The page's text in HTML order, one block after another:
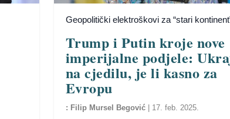
Geopolitički elektroškovi za “stari
Trump i Putin kroje nove
imperijalne podjele:
na cjedilu, je li kasno za
Evropu
Filip Mursel Begović| 17. feb. 2025.